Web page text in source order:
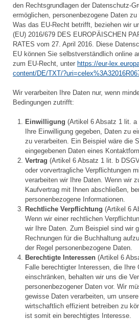
den Rechtsgrundlagen der Datenschutz-
ermöglichen, personenbezogene Daten zu
Was das EU-Recht betrifft, beziehen wir
(EU) 2016/679 DES EUROPÄISCHEN
RATES vom 27. April 2016. Diese
EU können Sie selbstverständlich online
zum EU-Recht, unter https://eur-
content/DE/TXT/
Wir verarbeiten Ihre Daten nur, wenn
Bedingungen zutrifft:
Einwilligung (Artikel 6 Absatz 1 lit. a
Ihre Einwilligung gegeben, Daten zu
zu verarbeiten. Ein Beispiel wäre die
eingegebenen Daten eines
Vertrag (Artikel 6 Absatz 1 lit. b
oder vorvertragliche Verpflichtungen
verarbeiten wir Ihre Daten. Wenn wir
Kaufvertrag mit Ihnen abschließen,
personenbezogene Informationen.
Rechtliche Verpflichtung (Artikel 6
Wenn wir einer rechtlichen
wir Ihre Daten. Zum Beispiel sind wir
Rechnungen für die Buchhaltung
der Regel personenbezogene Daten.
Berechtigte Interessen (Artikel 6
Falle berechtigter Interessen, die Ihre
einschränken, behalten wir uns die
personenbezogener Daten vor. Wir
gewisse Daten verarbeiten, um
wirtschaftlich effizient betreiben zu
ist somit ein berechtigtes Interesse.